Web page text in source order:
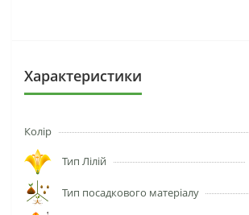
Характеристики
Колір
Тип Лілій
Тип посадкового матеріалу